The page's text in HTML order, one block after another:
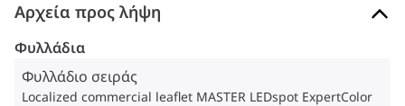
Αρχεία προς λήψη
Φυλλάδια
Φυλλάδιο σειράς
Localized commercial leaflet MASTER LEDspot ExpertColor